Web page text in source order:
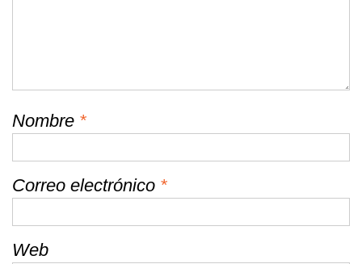
Nombre *
Correo electrónico *
Web